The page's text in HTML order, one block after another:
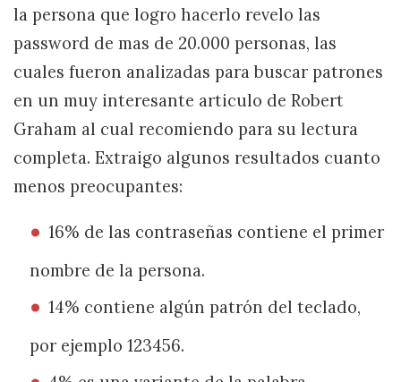
la persona que logro hacerlo revelo las
password de mas de 20.000 personas, las
cuales fueron analizadas para buscar patrones
en un muy interesante articulo de Robert
Graham al cual recomiendo para su lectura
completa. Extraigo algunos resultados cuanto
menos preocupantes:
16% de las contraseñas contiene el primer
nombre de la persona.
14% contiene algún patrón del teclado,
por ejemplo 123456.